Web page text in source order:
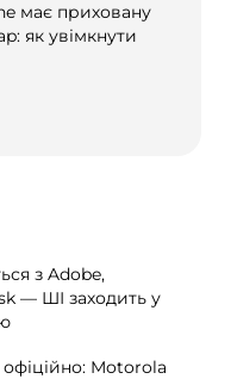
має приховану
як увімкнути
з Adobe,
— ШІ заходить у
офіційно: Motorola